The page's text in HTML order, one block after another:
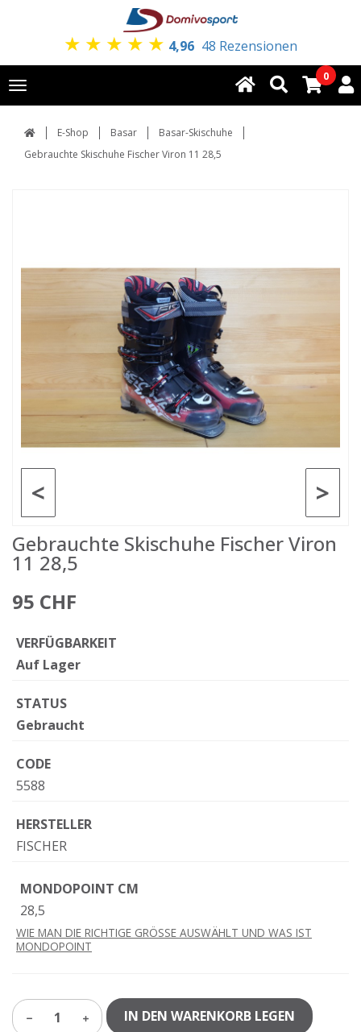
★ ★ ★ ★ ★ 4,96 48 Rezensionen
Toggle
navigation
0
E-Shop Basar
Basar-Skischuhe
Gebrauchte Skischuhe Fischer Viron 11 28,5
>
<
Gebrauchte Skischuhe Fischer Viron
11 28,5
95 CHF
VERFÜGBARKEIT
Auf Lager
STATUS
Gebraucht
CODE
5588
HERSTELLER
FISCHER
MONDOPOINT CM
28,5
WIE MAN DIE RICHTIGE GRÖSSE AUSWÄHLT UND WAS IST
MONDOPOINT
1 IN DEN WARENKORB LEGEN